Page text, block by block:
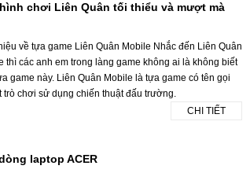
chơi Liên Quân tối thiểu và mượt mà
về tựa game Liên Quân Mobile Nhắc đến Liên Quân
thì các anh em trong làng game không ai là không biết
game này. Liên Quân Mobile là tựa game có tên gọi
trò chơi sử dụng chiến thuật đấu trường.
CHI TIẾT
laptop ACER